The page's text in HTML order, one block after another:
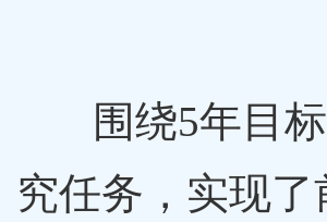
围绕5年目
究任务，实现